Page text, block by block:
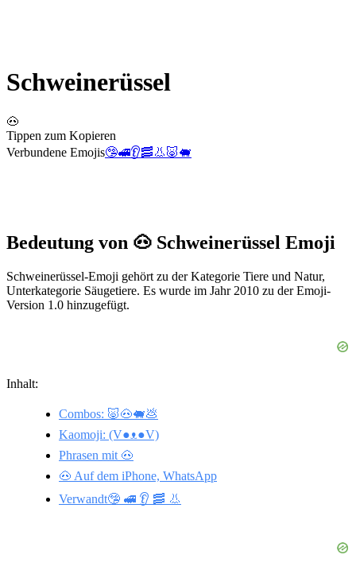
Schweinerüssel
🐽
Tippen zum Kopieren
Verbundene Emojis🤥🚅👂🥓👃🐷🐖
Bedeutung von 🐽 Schweinerüssel Emoji
Schweinerüssel-Emoji gehört zu der Kategorie Tiere und Natur,
Unterkategorie Säugetiere. Es wurde im Jahr 2010 zu der Emoji-
Version 1.0 hinzugefügt.
Inhalt:
Combos: 🐷🐽🐖💩
Kaomoji: (V●ᴥ●V)
Phrasen mit 🐽
🐽 Auf dem iPhone, WhatsApp
Verwandt🤥 🚅 👂 🥓 👃